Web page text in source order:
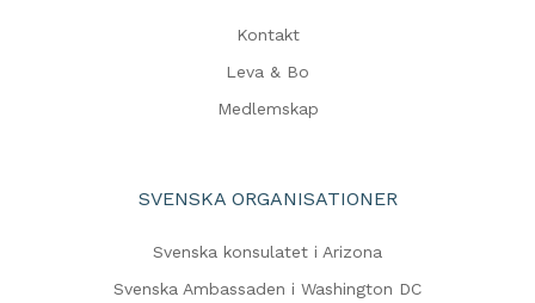
Kontakt
Leva & Bo
Medlemskap
SVENSKA ORGANISATIONER
Svenska konsulatet i Arizona
Svenska Ambassaden i Washington DC